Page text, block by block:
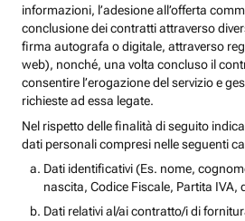
informazioni, l’adesione all’offerta
conclusione dei contratti attraverso
firma autografa o digitale, attraverso
web), nonché, una volta concluso il
consentire l’erogazione del servizio e
richieste ad essa legate.
Nel rispetto delle finalità di seguito
dati personali compresi nelle seguenti
Dati identificativi (Es. nome,
nascita, Codice Fiscale, Partita IVA,
Dati relativi al/ai contratto/i di